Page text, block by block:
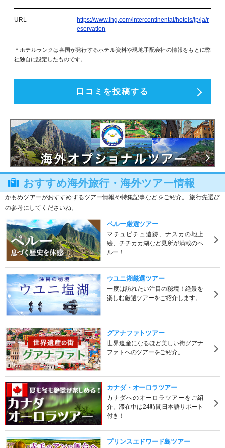
URL
https://www.ihg.com/intercontinental/hotels/jp/ja/r
eservation
＊ホテルランクは各国が発行するホテル資料や現地手配会社の情報をもとに弊
社独自に設定したものです。
口コミを投稿する
おすすめ海外旅行・海外ツアー情報
かもめツアーがおすすめするツアー情報や特集記事などをご紹介。 旅行先選び
の参考にしてくださいね。
ペルー厳選ツアー
マチュピチュ遺跡、ナスカの地上
絵、チチカカ湖など見所が満載のペ
ルー！
ウユニ湖厳選ツアー
一度は訪れたい注目の秘境！絶景を
楽しむ厳選ツアーをご紹介します。
グアナファトツアー
世界遺産になるほど美しい街グアナ
ファトへのツアーをご紹介。
カナダ・オーロラツアー
カナダへのオーロラツアーをご紹
介。滞在中は24時間日本語サポート
付き！
プリンスエドワード島ツアー